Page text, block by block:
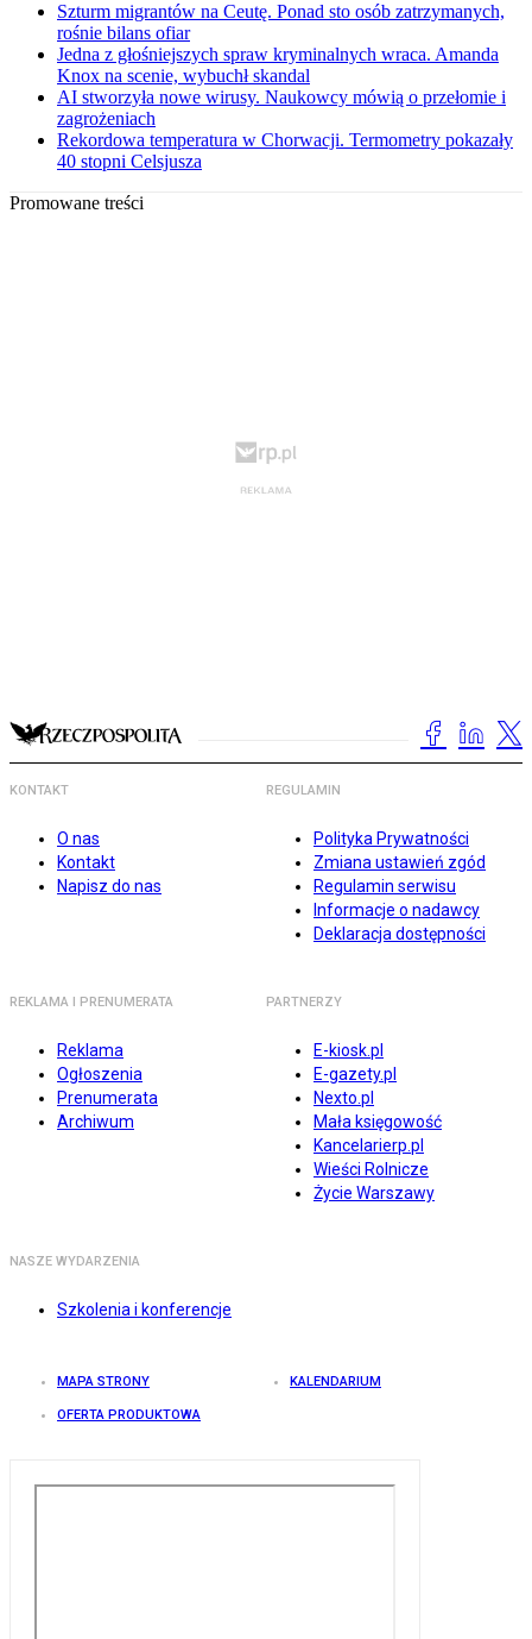
Szturm migrantów na Ceutę. Ponad sto osób zatrzymanych,
rośnie bilans ofiar
Jedna z głośniejszych spraw kryminalnych wraca. Amanda
Knox na scenie, wybuchł skandal
AI stworzyła nowe wirusy. Naukowcy mówią o przełomie i
zagrożeniach
Rekordowa temperatura w Chorwacji. Termometry pokazały
40 stopni Celsjusza
Promowane treści
KONTAKT
O nas
Kontakt
Napisz do nas
REGULAMIN
Polityka Prywatności
Zmiana ustawień zgód
Regulamin serwisu
Informacje o nadawcy
Deklaracja dostępności
REKLAMA I PRENUMERATA
Reklama
Ogłoszenia
Prenumerata
Archiwum
PARTNERZY
E-kiosk.pl
E-gazety.pl
Nexto.pl
Mała księgowość
Kancelarierp.pl
Wieści Rolnicze
Życie Warszawy
NASZE WYDARZENIA
Szkolenia i konferencje
MAPA STRONY KALENDARIUM
OFERTA PRODUKTOWA